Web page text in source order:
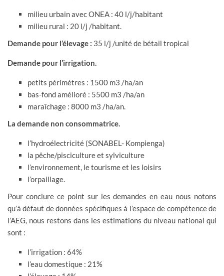
milieu urbain avec ONEA : 40 l/j/habitant
milieu rural : 20 l/j /habitant.
Demande pour l’élevage : 35 l/j /unité de bétail tropical
Demande pour l’irrigation.
petits périmètres : 1500 m3 /ha/an
bas-fond amélioré : 5500 m3 /ha/an
maraîchage : 8000 m3 /ha/an.
La demande non consommatrice.
l’hydroélectricité (SONABEL- Kompienga)
la pêche/pisciculture et sylviculture
l’environnement, le tourisme et les loisirs
l’orpaillage.
Pour conclure ce point sur les demandes en eau nous notons
qu’à défaut de données spécifiques à l’espace de compétence de
l’AEG, nous restons dans les estimations du niveau national qui
sont :
l’irrigation : 64%
l’eau domestique : 21%